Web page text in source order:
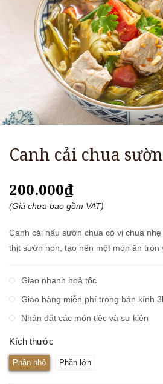
Canh cải chua
200.000₫
(Giá chưa bao gồm VAT)
Canh cải nấu sườn chua có vị chua
thịt sườn non, tạo nên một món ăn tròn
Giao nhanh hoả tốc
Giao hàng miễn phí trong bán kính
Nhận đặt các món tiệc và sự kiện
Kích thước
Phần nhỏ Phần lớn